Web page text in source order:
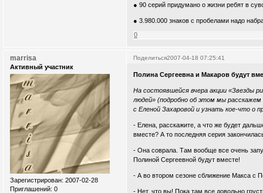
● 90 серий придумано о жизни ребят в
● 3.980.000 знаков с пробелами надо
0
Поделиться2007-04-18 07:25:41
marrisa
Активный участник
Зарегистрирован: 2007-02-28
Приглашений: 0
Полина Сергеевна и Макаров будут
На состоявшейся вчера акции «Звезды
людей» (подробно об этом мы
с Еленой Захаровой и узнать кое-что о
- Елена, расскажите, а что же будет
вместе? А то последняя серия
- Она соврала. Там вообще все очень
Полиной Сергеевной будут вместе!
- А во втором сезоне сближение Макса с
- Нет, что вы! Пока там все довольно